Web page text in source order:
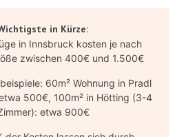
in Kürze:
in Innsbruck kosten je nach
zwischen 400€ und 1.500€
60m² Wohnung in Pradl
500€, 100m² in Hötting (3-4
etwa 900€